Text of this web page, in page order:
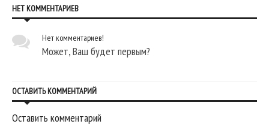
НЕТ КОММЕНТАРИЕВ
Нет комментариев!
Может, Ваш будет первым?
ОСТАВИТЬ КОММЕНТАРИЙ
Оставить комментарий